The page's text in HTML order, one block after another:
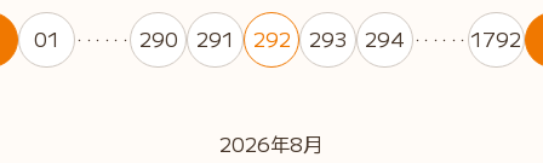
01 ・・・・・・ 290 291 292 293 294 ・・・・・・ 1792
2026年8月